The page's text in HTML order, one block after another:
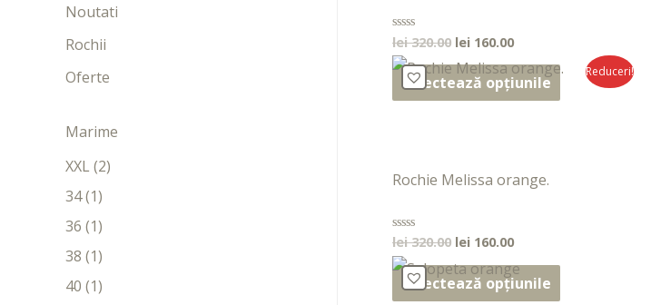
Noutati
Rochii
Oferte
Marime
XXL (2)
34(1)
36 (1)
38 (1)
40 (1)
Evaluat
la
0
din
lei320.00 lei 160.00
Selectează opțiunile
Reduceri!
Rochie Melissa orange.
Evaluat
0
din
lei320.00 lei 160.00
Selectează opțiunile